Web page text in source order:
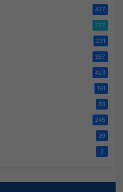
427
272
231
357
423
191
80
245
39
2